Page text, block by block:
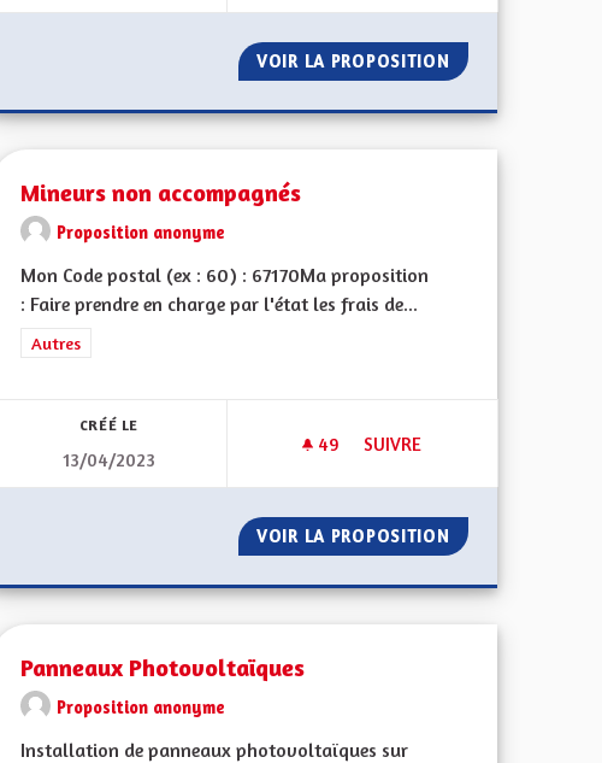
UN AUTRE MODE DE VIE, UNE VIE EN TINY HOUSE :))
VOIR LA PROPOSITION CRÉER DES
de l'Alsace en France et en Europe
EUROPÉENNES
DES CLASSES EUROPÉENNES
Mineurs non accompagnés
Proposition anonyme
Mon Code postal (ex : 60) : 67170Ma proposition
: Faire prendre en charge par l'état les frais de...
Filtrer les résultats de la catégorie : Autres
Autres
CRÉÉ LE
13/04/2023
49 49 ABONNÉS
SUIVRE
VOIR LA PROPOSITION MINEURS NON
Panneaux Photovoltaïques
Proposition anonyme
Installation de panneaux photovoltaïques sur